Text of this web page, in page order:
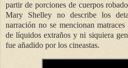
partir de porciones de cuerpos
Mary Shelley no describe los
narración no se mencionan
de líquidos extraños y ni siquiera
fue añadido por los cineastas.